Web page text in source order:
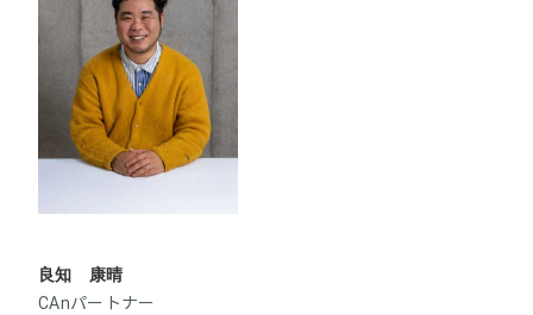
良知 康晴
CAnパートナー